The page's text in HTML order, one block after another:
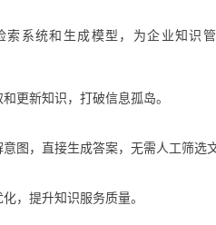
系统和生成模型，为企业知识
更新知识，打破信息孤岛。
图，直接生成答案，无需人工筛选文
，提升知识服务质量。